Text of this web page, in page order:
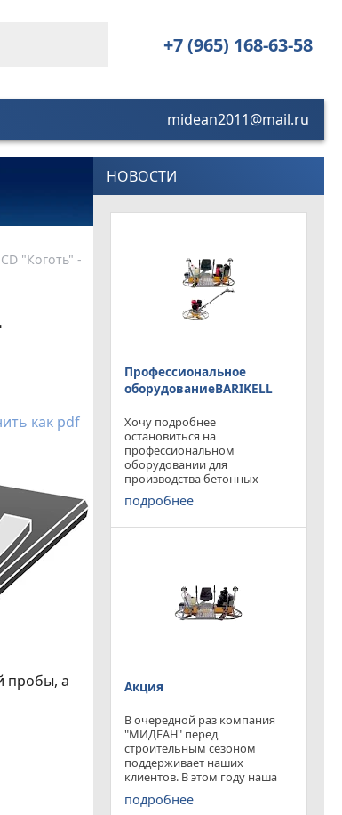
+7 (965) 168-63-58
midean2011@mail.ru
"Коготь" -
как pdf
пробы, а
НОВОСТИ
Профессиональное
оборудованиеBARIKELL
Хочу подробнее
остановиться на
профессиональном
оборудовании для
производства бетонных
работ, ибо к качеству
поверхности бетона в
широк. Это
подробнее
Акция
В очередной раз компания
"МИДЕАН" перед
строительным сезоном
поддерживает наших
клиентов. В этом году наша
компания предлагает
приобрести двухроторную
подробнее